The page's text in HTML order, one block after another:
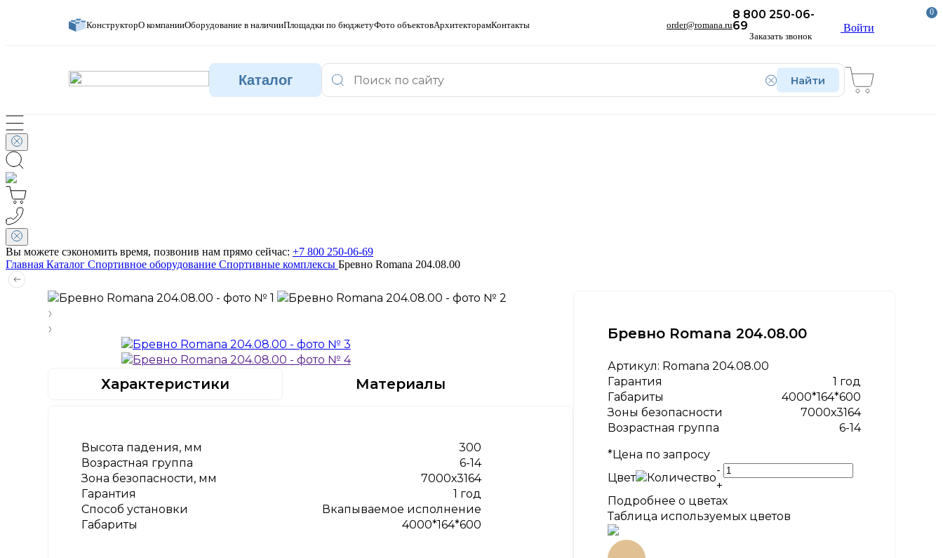
КонструкторО компанииОборудование в наличииПлощадки по бюджетуФото объектовАрхитекторамКонтакты order@romana.ru
8 800 250-06-
69
Заказать звонок
Войти
Каталог Найти
0
Вы можете сэкономить время, позвонив нам прямо сейчас: +7 800 250-06-69
Главная Каталог Спортивное оборудование Спортивные комплексы Бревно Romana 204.08.00
Характеристики Материалы
Высота падения, мм
300
Возрастная группа
6-14
Зона безопасности, мм
7000х3164
Гарантия
1 год
Способ установки
Вкапываемое исполнение
Габариты
4000*164*600
Бревно Romana 204.08.00
Артикул: Romana 204.08.00
Гарантия
1 год
Габариты
4000*164*600
Зоны безопасности
7000х3164
Возрастная группа
6-14
*Цена по запросу
Цвет
Количество
-
+
Подробнее о цветах
Таблица используемых цветов